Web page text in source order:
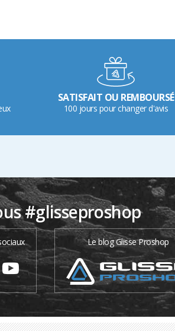
SATISFAIT OU REMBOURSÉ
100 jours pour changer d'avis
#glisseproshop
Le blog Glisse Proshop